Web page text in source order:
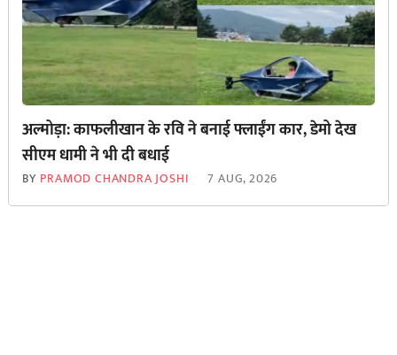
अल्मोड़ा: काफलीखान के रवि ने बनाई फ्लाईंग कार, डेमो देख
सीएम धामी ने भी दी बधाई
BY PRAMOD CHANDRA JOSHI 7 AUG, 2026